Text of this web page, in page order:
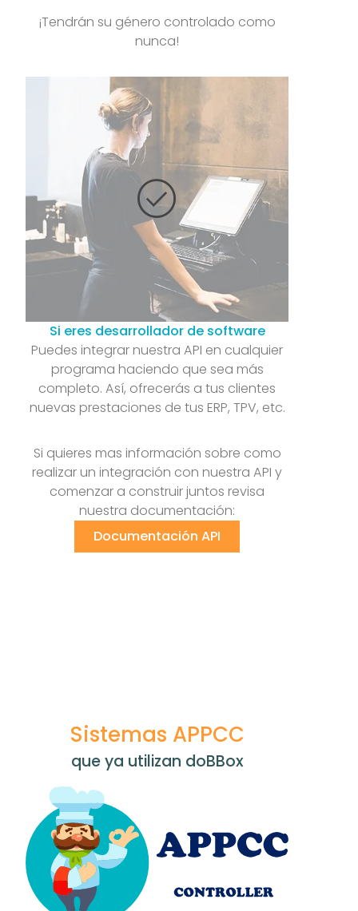
¡Tendrán su género controlado como
nunca!
check_circle
Si eres desarrollador de software
Puedes integrar nuestra API en cualquier
programa haciendo que sea más
completo. Así, ofrecerás a tus clientes
nuevas prestaciones de tus ERP, TPV, etc.
Si quieres mas información sobre como
realizar un integración con nuestra API y
comenzar a construir juntos revisa
nuestra documentación:
Documentación API
Sistemas APPCC
que ya utilizan doBBox